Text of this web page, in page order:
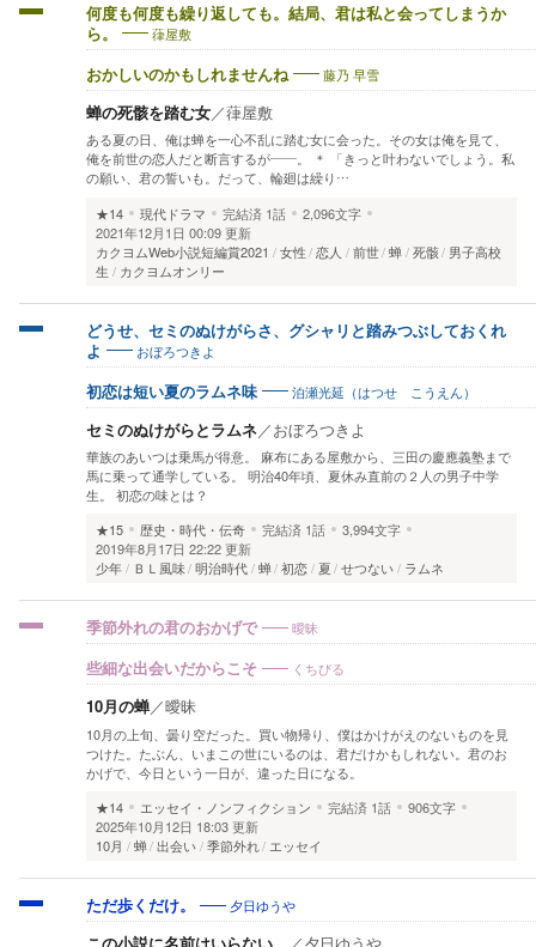
何度も何度も繰り返しても。結局、君は私と会ってしまうか
ら。
葎屋敷
おかしいのかもしれませんね 藤乃 早雪
蝉の死骸を踏む女／葎屋敷
ある夏の日、俺は蝉を一心不乱に踏む女に会った。その女は俺を見て、
俺を前世の恋人だと断言するが――。 ＊ 「きっと叶わないでしょう。私
の願い、君の誓いも。だって、輪廻は繰り…
★14
現代ドラマ 完結済 1話
2,096文字
2021年12月1日 00:09 更新
カクヨムWeb小説短編賞2021
女性 恋人 前世 蝉 死骸 男子高校
生
カクヨムオンリー
どうせ、セミのぬけがらさ、グシャリと踏みつぶしておくれ
よ
おぼろつきよ
初恋は短い夏のラムネ味 泊瀬光延（はつせ こうえん）
セミのぬけがらとラムネ／おぼろつきよ
華族のあいつは乗馬が得意。 麻布にある屋敷から、三田の慶應義塾まで
馬に乗って通学している。 明治40年頃、夏休み直前の２人の男子中学
生。 初恋の味とは？
★15
歴史・時代・伝奇 完結済 1話
3,994文字
2019年8月17日 22:22 更新
少年
ＢＬ風味 明治時代 蝉 初恋 夏 せつない ラムネ
季節外れの君のおかげで 曖昧
些細な出会いだからこそ くちびる
10月の蝉／曖昧
10月の上旬、曇り空だった。買い物帰り、僕はかけがえのないものを見
つけた。たぶん、いまこの世にいるのは、君だけかもしれない。君のお
かげで、今日という一日が、違った日になる。
★14
エッセイ・ノンフィクション 完結済 1話
906文字
2025年10月12日 18:03 更新
10月
蝉 出会い 季節外れ エッセイ
ただ歩くだけ。 夕日ゆうや